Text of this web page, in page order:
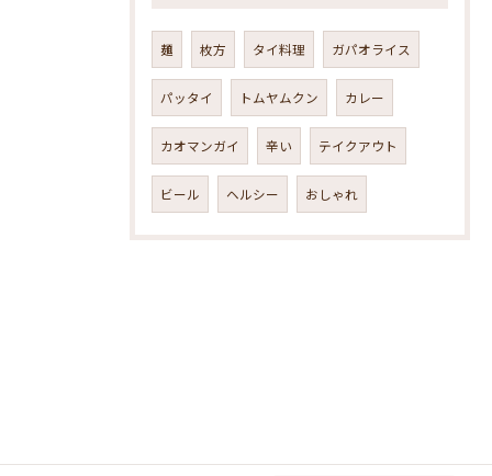
麺 枚方 タイ料理 ガパオライス
パッタイ トムヤムクン カレー
カオマンガイ 辛い テイクアウト
ビール ヘルシー おしゃれ